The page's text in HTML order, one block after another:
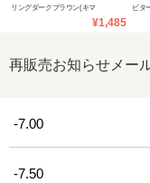
リングダークブラウン(キマ
¥1,485
ビタ
再販売お知らせメー
-7.00
-7.50